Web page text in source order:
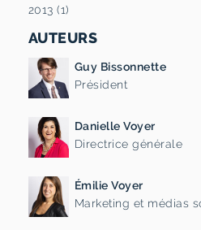
2013 (1)
AUTEURS
Guy Bissonnette
Président
Danielle Voyer
Directrice générale
Émilie Voyer
Marketing et médias